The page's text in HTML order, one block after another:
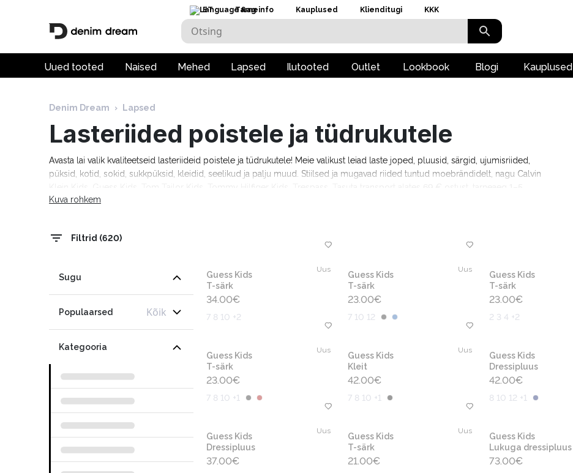
ET Tarneinfo Kauplused Klienditugi KKK
Uued tooted Naised Mehed Lapsed Ilutooted Outlet Lookbook Blogi Kauplused
Denim Dream › Lapsed
Lasteriided poistele ja tüdrukutele
Avasta lai valik kvaliteetseid lasteriideid poistele ja tüdrukutele! Meie valikust leiad laste joped, pluusid, särgid, ujumisriided,
püksid, kotid, sokid, sukkpüksid, kleidid, seelikud ja palju muud. Stiilsed ja mugavad riided tuntud moebrändidelt, nagu Calvin
tööpäeva!
Kuva rohkem
Filtrid (620)
Sugu
Populaarsed Kõik
Kategooria
Uus
Guess Kids
T-särk
34.00€
7 8 10 +2
Uus
Guess Kids
T-särk
23.00€
7 10 12
Guess Kids
T-särk
23.00€
2 3 4 +2
Uus
Guess Kids
T-särk
23.00€
7 8 10 +1
Uus
Guess Kids
Kleit
42.00€
7 8 10 +1
Guess Kids
Dressipluus
42.00€
8 10 12 +1
Uus
Guess Kids
Dressipluus
37.00€
Uus
Guess Kids
T-särk
21.00€
Guess Kids
Lukuga dressipluus
73.00€